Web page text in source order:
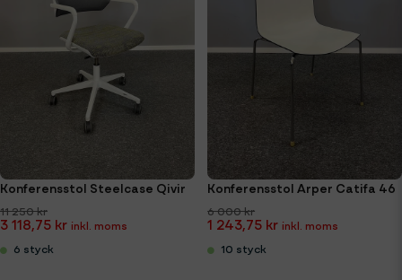
Konferensstol Steelcase Qivir
11 250 kr
3 118,75 kr
6 styck
Konferensstol Arper Catifa 46
6 000 kr
1 243,75 kr
10 styck